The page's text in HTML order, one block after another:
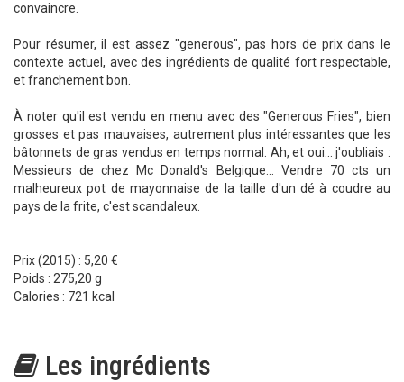
convaincre.
Pour résumer, il est assez "generous", pas hors de prix dans le
contexte actuel, avec des ingrédients de qualité fort respectable,
et franchement bon.
À noter qu'il est vendu en menu avec des "Generous Fries", bien
grosses et pas mauvaises, autrement plus intéressantes que les
bâtonnets de gras vendus en temps normal. Ah, et oui... j'oubliais :
Messieurs de chez Mc Donald's Belgique... Vendre 70 cts un
malheureux pot de mayonnaise de la taille d'un dé à coudre au
pays de la frite, c'est scandaleux.
Prix (2015) : 5,20 €
Poids : 275,20 g
Calories : 721 kcal
Les ingrédients